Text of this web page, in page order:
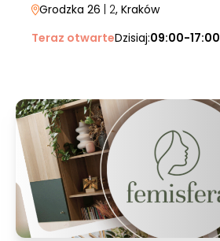
Grodzka 26 | 2, Kraków
Teraz otwarteDzisiaj:09:00-17:00